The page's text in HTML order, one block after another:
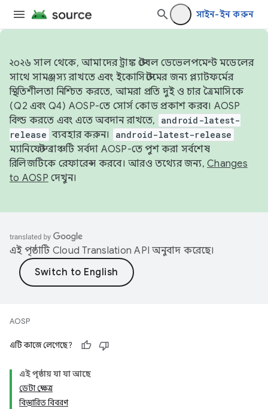
সাইন-ইন করুন
২০২৬ সাল থেকে, আমাদের ট্রাঙ্ক স্টেবল ডেভেলপমেন্ট মডেলের
সাথে সামঞ্জস্য রাখতে এবং ইকোসিস্টেমের জন্য প্ল্যাটফর্মের
স্থিতিশীলতা নিশ্চিত করতে, আমরা প্রতি দুই ও চার ত্রৈমাসিকে
(Q2 এবং Q4) AOSP-তে সোর্স কোড প্রকাশ করব। AOSP
বিল্ড করতে এবং এতে অবদান রাখতে,
android-latest-
release ব্যবহার করুন। android-latest-release
ম্যানিফেস্ট ব্রাঞ্চটি সর্বদা AOSP-তে পুশ করা সর্বশেষ
রিলিজটিকে রেফারেন্স করবে। আরও তথ্যের জন্য, Changes
to AOSP দেখুন।
এই পৃষ্ঠাটি Cloud Translation API অনুবাদ করেছে।
AOSP
এটি কাজে লেগেছে?
এই পৃষ্ঠায় যা যা আছে
ডেটা ক্ষেত্র
বিস্তারিত বিবরণ